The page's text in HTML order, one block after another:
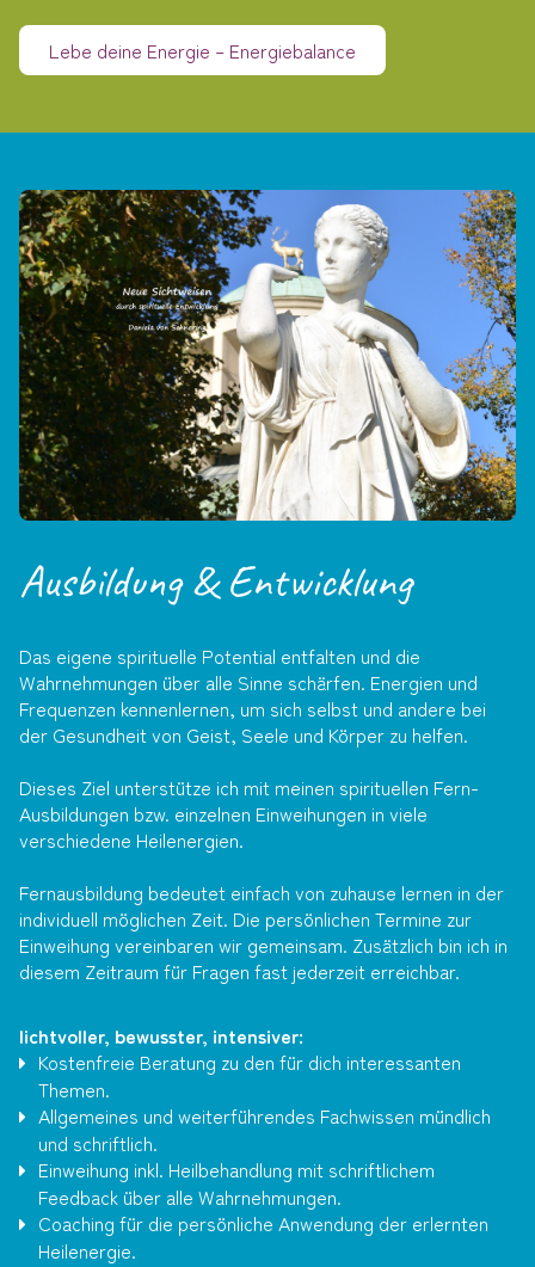
Ausbildung
Heilwanderung
Blog
Angebot der Woche
Kontakt
Lebe deine Energie – Energiebalance
Ausbildung & Entwicklung
Das eigene spirituelle Potential entfalten und die
Wahrnehmungen über alle Sinne schärfen. Energien und
Frequenzen kennenlernen, um sich selbst und andere bei
der Gesundheit von Geist, Seele und Körper zu helfen.
Dieses Ziel unterstütze ich mit meinen spirituellen Fern-
Ausbildungen bzw. einzelnen Einweihungen in viele
verschiedene Heilenergien.
Fernausbildung bedeutet einfach von zuhause lernen in der
individuell möglichen Zeit. Die persönlichen Termine zur
Einweihung vereinbaren wir gemeinsam. Zusätzlich bin ich in
diesem Zeitraum für Fragen fast jederzeit erreichbar.
lichtvoller, bewusster, intensiver:
Kostenfreie Beratung zu den für dich interessanten
Themen.
Allgemeines und weiterführendes Fachwissen mündlich
und schriftlich.
Einweihung inkl. Heilbehandlung mit schriftlichem
Feedback über alle Wahrnehmungen.
Coaching für die persönliche Anwendung der erlernten
Heilenergie.